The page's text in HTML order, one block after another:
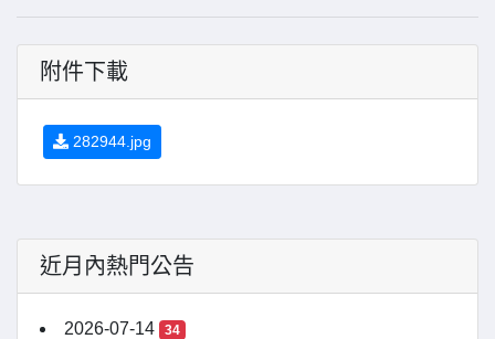
附件下載
282944.jpg
近月內熱門公告
2026-07-14 34